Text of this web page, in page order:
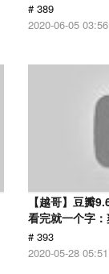
# 389
2020-06-05 03:56
【越哥】豆瓣
看完就一个字：
# 393
2020-05-28 05:51